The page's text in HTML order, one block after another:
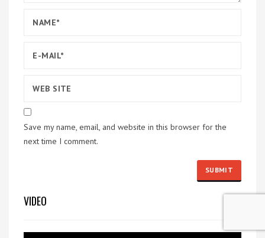
Save my name, email, and website in this browser for the
next time I comment.
VIDEO